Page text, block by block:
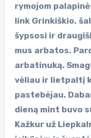
rymojom
link Grinkiškio,
šypsosi ir
mus arbatos.
arbatinuką.
vėliau ir lietpaltį
pastebėjau.
dieną mint buvo
Kažkur už